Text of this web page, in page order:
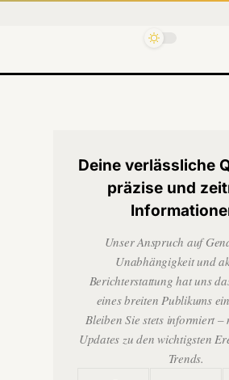
Deine verlässliche
präzise und
Unser Anspruch auf
Unabhängigkeit und
Berichterstattung hat uns
eines breiten Publikums
Bleiben Sie stets informiert –
Updates zu den wichtigsten
Trends.